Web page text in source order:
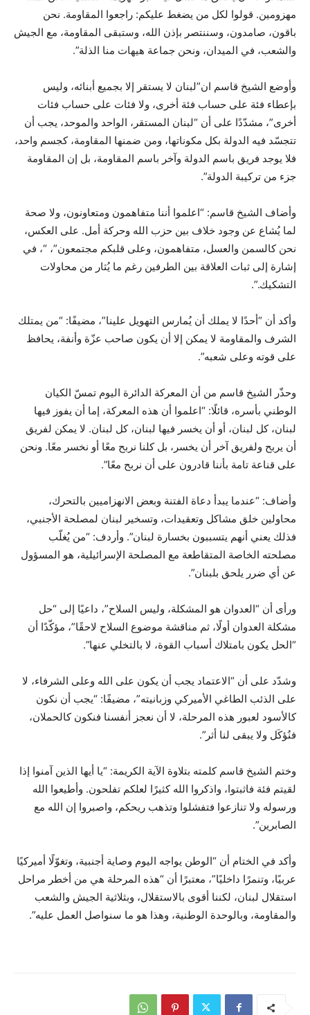
مهزومين. قولوا لكل من يضغط عليكم: راجعوا المقاومة. نحن
باقون، صامدون، وسننتصر بإذن الله، وستبقى المقاومة، مع الجيش
والشعب، في الميدان، ونحن جماعة هيهات منا الذلة”.
وأوضع الشيخ قاسم ان”لبنان لا يستقر إلا بجميع أبنائه، وليس
بإعطاء فئة على حساب فئة أخرى، ولا فئات على حساب فئات
أخرى”، مشدّدًا على أن “لبنان المستقر، الواحد والموحد، يجب أن
تتجسّد فيه الدولة بكل مكوناتها، ومن ضمنها المقاومة، كجسم واحد،
فلا يوجد فريق باسم الدولة وآخر باسم المقاومة، بل إن المقاومة
جزء من تركيبة الدولة”.
وأضاف الشيخ قاسم: “اعلموا أننا متفاهمون ومتعاونون، ولا صحة
لما يُشاع عن وجود خلاف بين حزب الله وحركة أمل. على العكس،
نحن كالسمن والعسل، متفاهمون، وعلى قلبكم مجتمعون”، “، في
إشارة إلى ثبات العلاقة بين الطرفين رغم ما يُثار من محاولات
التشكيك.”.
وأكد أن “أحدًا لا يملك أن يُمارس التهويل علينا”، مضيفًا: “من يمتلك
الشرف والمقاومة لا يمكن إلا أن يكون صاحب عزّة وأنفة، يحافظ
على قوته وعلى شعبه”.
وحذّر الشيخ قاسم من أن المعركة الدائرة اليوم تمسّ الكيان
الوطني بأسره، قائلًا: “اعلموا أن هذه المعركة، إما أن يفوز فيها
لبنان، كل لبنان، أو أن يخسر فيها لبنان، كل لبنان. لا يمكن لفريق
أن يربح ولفريق آخر أن يخسر، بل كلنا نربح معًا أو نخسر معًا. ونحن
على قناعة تامة بأننا قادرون على أن نربح معًا”.
وأضاف: “عندما يبدأ دعاة الفتنة وبعض الانهزاميين بالتحرك،
محاولين خلق مشاكل وتعقيدات، وتسخير لبنان لمصلحة الأجنبي،
فذلك يعني أنهم يتسببون بخسارة لبنان”. وأردف: “من يُغلّب
مصلحته الخاصة المتقاطعة مع المصلحة الإسرائيلية، هو المسؤول
عن أي ضرر يلحق بلبنان”.
ورأى أن “العدوان هو المشكلة، وليس السلاح”، داعيًا إلى “حل
مشكلة العدوان أولًا، ثم مناقشة موضوع السلاح لاحقًا”، مؤكّدًا أن
“الحل يكون بامتلاك أسباب القوة، لا بالتخلي عنها”.
وشدّد على أن “الاعتماد يجب أن يكون على الله وعلى الشرفاء، لا
على الذئب الطاغي الأميركي وزبانيته”، مضيفًا: “يجب أن نكون
كالأسود لعبور هذه المرحلة، لا أن نعجز أنفسنا فنكون كالحملان،
فنُؤكَل ولا يبقى لنا أثر”.
وختم الشيخ قاسم كلمته بتلاوة الآية الكريمة: “يا أيها الذين آمنوا إذا
لقيتم فئة فاثبتوا، واذكروا الله كثيرًا لعلكم تفلحون. وأطيعوا الله
ورسوله ولا تنازعوا فتفشلوا وتذهب ريحكم، واصبروا إن الله مع
الصابرين”.
وأكد في الختام أن “الوطن يواجه اليوم وصاية أجنبية، وتغوّلًا أميركيًا
عربيًا، وتنمرًا داخليًا”، معتبرًا أن “هذه المرحلة هي من أخطر مراحل
استقلال لبنان، لكننا أقوى بالاستقلال، وبثلاثية الجيش والشعب
والمقاومة، وبالوحدة الوطنية، وهذا هو ما سنواصل العمل عليه”.